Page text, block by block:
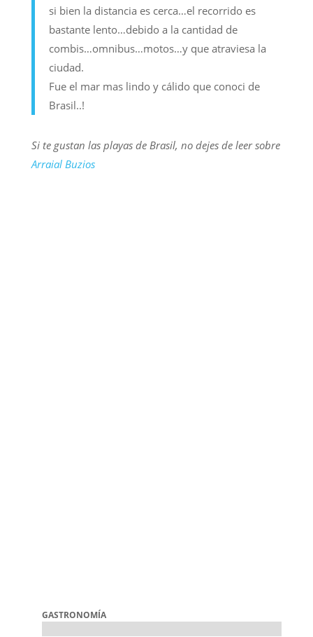
si bien la distancia es cerca…el recorrido es
bastante lento…debido a la cantidad de
combis…omnibus…motos…y que atraviesa la
ciudad.
Fue el mar mas lindo y cálido que conoci de
Brasil..!
Si te gustan las playas de Brasil, no dejes de leer sobre
Arraial Buzios
GASTRONOMÍA